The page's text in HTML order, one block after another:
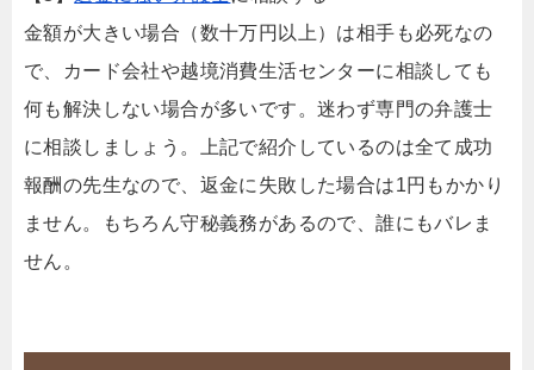
金額が大きい場合（数十万円以上）は相手も必死なの
で、カード会社や越境消費生活センターに相談しても
何も解決しない場合が多いです。迷わず専門の弁護士
に相談しましょう。上記で紹介しているのは全て成功
報酬の先生なので、返金に失敗した場合は1円もかかり
ません。もちろん守秘義務があるので、誰にもバレま
せん。